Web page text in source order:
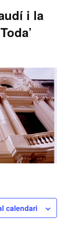
i la
calendari